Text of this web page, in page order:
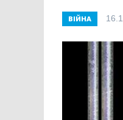
ВІЙНА